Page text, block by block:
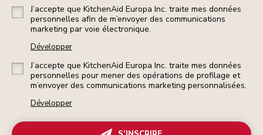
J’accepte que KitchenAid Europa Inc. traite mes données
personnelles afin de m’envoyer des communications
marketing par voie électronique.
Développer
J’accepte que KitchenAid Europa Inc. traite mes données
personnelles pour mener des opérations de profilage et
m’envoyer des communications marketing personnalisées.
Développer